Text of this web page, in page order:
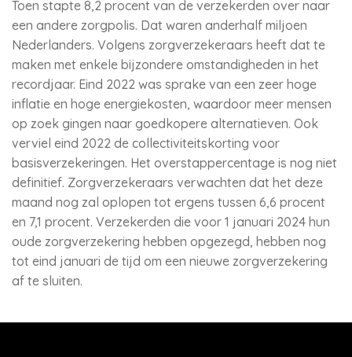
Toen stapte 8,2 procent van de verzekerden over naar
een andere zorgpolis. Dat waren anderhalf miljoen
Nederlanders. Volgens zorgverzekeraars heeft dat te
maken met enkele bijzondere omstandigheden in het
recordjaar. Eind 2022 was sprake van een zeer hoge
inflatie en hoge energiekosten, waardoor meer mensen
op zoek gingen naar goedkopere alternatieven. Ook
verviel eind 2022 de collectiviteitskorting voor
basisverzekeringen. Het overstappercentage is nog niet
definitief. Zorgverzekeraars verwachten dat het deze
maand nog zal oplopen tot ergens tussen 6,6 procent
en 7,1 procent. Verzekerden die voor 1 januari 2024 hun
oude zorgverzekering hebben opgezegd, hebben nog
tot eind januari de tijd om een nieuwe zorgverzekering
af te sluiten.